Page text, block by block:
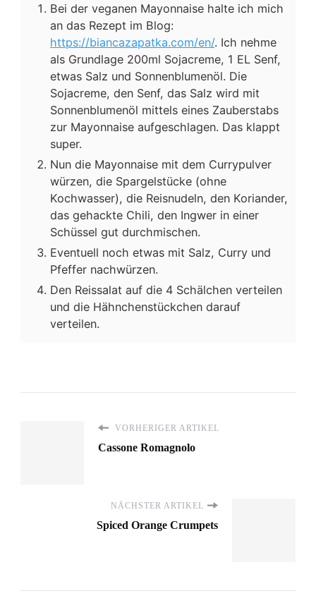
Bei der veganen Mayonnaise halte ich mich
an das Rezept im Blog:
https://biancazapatka.com/en/. Ich nehme
als Grundlage 200ml Sojacreme, 1 EL Senf,
etwas Salz und Sonnenblumenöl. Die
Sojacreme, den Senf, das Salz wird mit
Sonnenblumenöl mittels eines Zauberstabs
zur Mayonnaise aufgeschlagen. Das klappt
super.
Nun die Mayonnaise mit dem Currypulver
würzen, die Spargelstücke (ohne
Kochwasser), die Reisnudeln, den Koriander,
das gehackte Chili, den Ingwer in einer
Schüssel gut durchmischen.
Eventuell noch etwas mit Salz, Curry und
Pfeffer nachwürzen.
Den Reissalat auf die 4 Schälchen verteilen
und die Hähnchenstückchen darauf
verteilen.
VORHERIGER ARTIKEL
Cassone Romagnolo
NÄCHSTER ARTIKEL
Spiced Orange Crumpets